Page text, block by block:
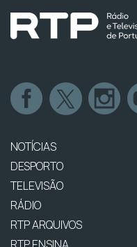
NOTÍCIAS
DESPORTO
TELEVISÃO
RÁDIO
RTP ARQUIVOS